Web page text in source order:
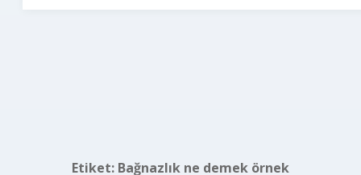
Etiket: Bağnazlık ne demek örnek